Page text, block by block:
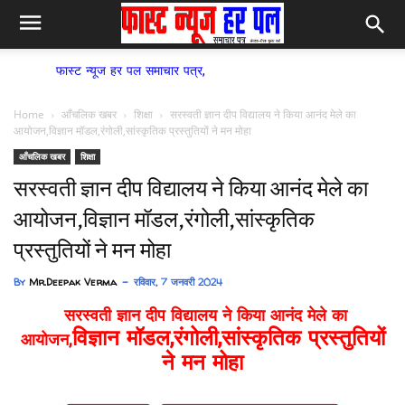
न्यूज हर पल समाचार पत्र,
Home आँचलिक खबर शिक्षा
सरस्वती ज्ञान दीप विद्यालय ने किया आनंद मेले का
आयोजन,विज्ञान मॉडल,रंगोली,सांस्कृतिक प्रस्तुतियों ने मन मोहा
आँचलिक खबर शिक्षा
सरस्वती ज्ञान दीप विद्यालय ने किया आनंद मेले का
आयोजन,विज्ञान मॉडल,रंगोली,सांस्कृतिक
प्रस्तुतियों ने मन मोहा
By Mr.Deepak Verma रविवार, 7 जनवरी 2024
सरस्वती ज्ञान दीप विद्यालय ने किया आनंद मेले का
आयोजन,विज्ञान मॉडल,रंगोली,सांस्कृतिक प्रस्तुतियों
ने मन मोहा